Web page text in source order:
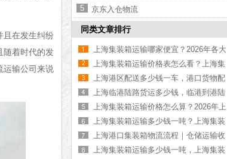
且在发生纠纷
随着时代的发
运输公司来说
5
京东入仓物流
同类文章排行
上海集装箱运输哪家便宜？2026年各大
物流公司推荐【最新更新】
上海集装箱运输价格表怎么看？上海集
装箱运输价格指南【最新更新】
上海港区配送多少钱一车，港口货物配
送服务收费价格表【含最新报价】
上海临港陆路货运多少钱，临港到港陆
路运输收费标准【含价格表】
上海集装箱运输价格怎么算？2026年上
海集装箱运输价格指南【最新更新】
上海集装箱运输多少钱一吨？上海集装
箱运输价格（含价格表）
上海港口集装箱物流流程｜仓储运输收
费标准2026｜港口物流【行业百科】
上海集装箱运输多少钱一吨，上海集装